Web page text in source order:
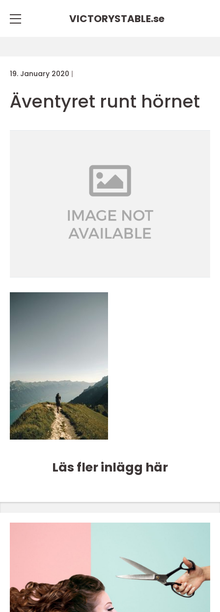
VICTORYSTABLE.se
19. January 2020
Äventyret runt hörnet
Läs fler inlägg här